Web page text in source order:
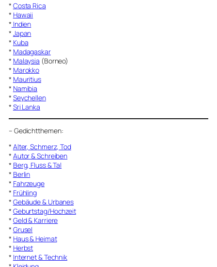
* Costa Rica
* Hawaii
* Indien
* Japan
* Kuba
* Madagaskar
* Malaysia (Borneo)
* Marokko
* Mauritius
* Namibia
* Seychellen
* Sri Lanka
– Gedichtthemen:
* Alter, Schmerz, Tod
* Autor & Schreiben
* Berg, Fluss & Tal
* Berlin
* Fahrzeuge
* Frühling
* Gebäude & Urbanes
* Geburtstag/Hochzeit
* Geld & Karriere
* Grusel
* Haus & Heimat
* Herbst
* Internet & Technik